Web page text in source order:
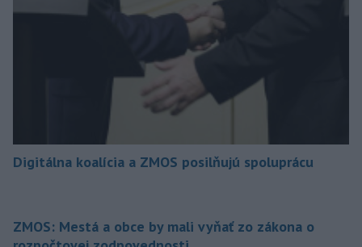
Digitálna koalícia a ZMOS posilňujú spoluprácu
ZMOS: Mestá a obce by mali vyňať zo zákona o